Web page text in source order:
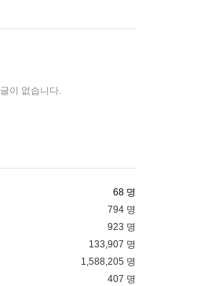
글이 없습니다.
68 명
794 명
923 명
133,907 명
1,588,205 명
407 명